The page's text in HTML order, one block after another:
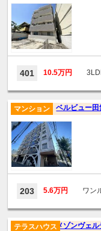
401 10.5万円
ベルビュー田
マンション
203 5.6万円 ワン
メゾンヴェ
テラスハウス